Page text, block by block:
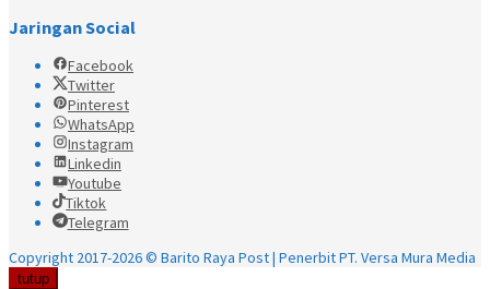
Jaringan Social
Facebook
Twitter
Pinterest
WhatsApp
Instagram
Linkedin
Youtube
Tiktok
Telegram
Copyright 2017-2026 © Barito Raya Post | Penerbit PT. Versa Mura Media
tutup